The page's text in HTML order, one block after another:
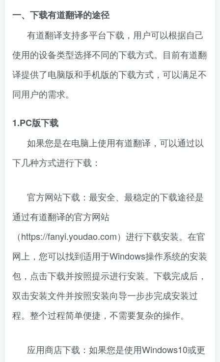
一、下载有道翻译的途径
有道翻译支持多平台下载，用户可以根据自己
使用的设备类型选择不同的下载方式。目前有道翻
译提供了电脑版和手机版的下载方式，可以满足不
同用户的需求。
1.PC版下载
如果您是在电脑上使用有道翻译，可以通过以
下几种方式进行下载：
官方网站下载：最安全、最稳定的下载途径是
通过有道翻译的官方网站
（https://fanyi.youdao.com）进行下载安装。在官
网上，您可以找到适用于Windows操作系统的安装
包，点击下载并按照提示进行安装。下载完成后，
双击安装文件并按照安装向导一步步完成安装过
程。整个过程简单便捷，不需要复杂的操作。
应用商店下载：如果您是使用Windows10或更